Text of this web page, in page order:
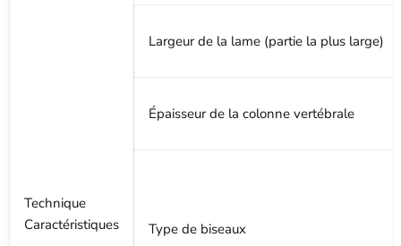
Technique
Caractéristiques
Largeur de la lame (partie la plus large)
Épaisseur de la colonne vertébrale
Type de biseaux